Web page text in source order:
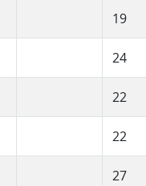
19
24
22
22
27